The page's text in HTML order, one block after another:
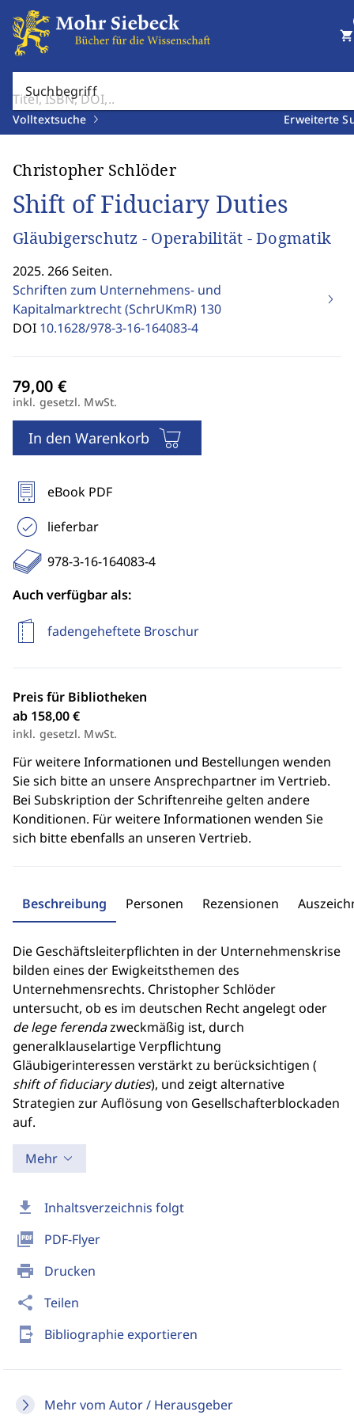
Suchbegriff
Volltextsuche Erweiterte
shopping_cart
download Inhaltsverzeichnis folgt
picture_as_pdf PDF-Flyer
print Drucken
share Teilen
send_to_mobile Bibliographie exportieren
Mehr vom Autor / Herausgeber
Christopher Schlöder
Shift of Fiduciary Duties
Gläubigerschutz - Operabilität - Dogmatik
2025. 266 Seiten.
Schriften zum Unternehmens- und
Kapitalmarktrecht (SchrUKmR) 130
DOI 10.1628/978-3-16-164083-4
inkl. gesetzl. MwSt.
In den Warenkorb
eBook PDF
lieferbar
978-3-16-164083-4
Auch verfügbar als:
fadengeheftete Broschur
Preis für Bibliotheken
ab 158,00 €
inkl. gesetzl. MwSt.
Für weitere Informationen und Bestellungen wenden
Sie sich bitte an unsere Ansprechpartner im Vertrieb.
Bei Subskription der Schriftenreihe gelten andere
Konditionen. Für weitere Informationen wenden Sie
sich bitte ebenfalls an unseren Vertrieb.
Beschreibung Personen Rezensionen
Die Geschäftsleiterpflichten in der Unternehmenskrise
bilden eines der Ewigkeitsthemen des
Unternehmensrechts. Christopher Schlöder
untersucht, ob es im deutschen Recht angelegt oder
de lege ferendazweckmäßig ist, durch
generalklauselartige Verpflichtung
Gläubigerinteressen verstärkt zu berücksichtigen (
shift of fiduciary duties), und zeigt alternative
Strategien zur Auflösung von Gesellschafterblockaden
auf.
Mehr